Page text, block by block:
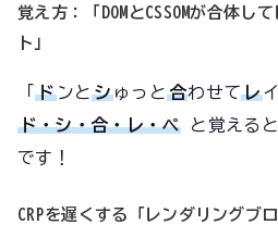
覚え方：「DOMとCSSOMが合体し
ト」
「ドンとシ ゅっと 合わせてレ
ド・シ・合・レ・ペ と覚える
です！
CRPを遅くする「レンダリングブ